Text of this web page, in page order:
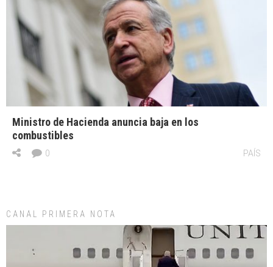
Ministro de Hacienda anuncia baja en los
combustibles
PAÍS
0
CANAL PRIMERA NOTA